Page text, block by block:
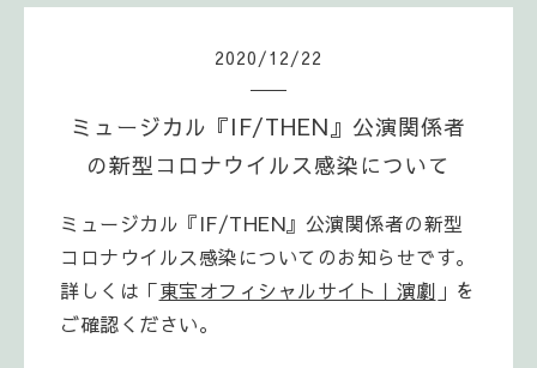
2020/12/22
ミュージカル『IF/THEN』公演関係者
の新型コロナウイルス感染について
ミュージカル『IF/THEN』公演関係者の新型
コロナウイルス感染についてのお知らせです。
詳しくは「東宝オフィシャルサイト｜演劇 」を
ご確認ください。